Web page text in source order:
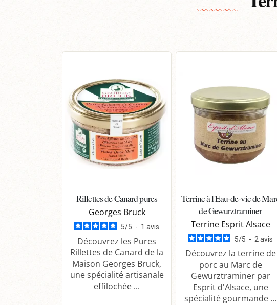
Rillettes de Canard pures
Georges Bruck
5/5 - 1 avis
Découvrez les Pures
Rillettes de Canard de la
Maison Georges Bruck,
une spécialité artisanale
effilochée ...
Terrine à l'Eau-de-vie de
de Gewurztraminer
Terrine Esprit Alsace
5/5 - 2 avis
Découvrez la terrine de
porc au Marc de
Gewurztraminer par
Esprit d'Alsace, une
spécialité gourmande ...